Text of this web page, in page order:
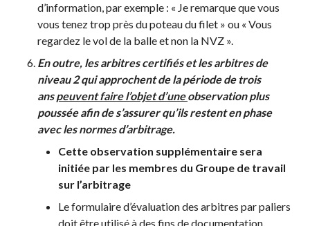
d’information, par exemple : « Je remarque que vous
vous tenez trop près du poteau du filet » ou « Vous
regardez le vol de la balle et non la NVZ ».
En outre, les arbitres certifiés et les arbitres de
niveau 2 qui approchent de la période de trois
anspeuventfaire l’objet d’uneobservation plus
poussée afin de s’assurer qu’ils restent en phase
avec les normes d’arbitrage.
Cette observation supplémentaire sera
initiée par les membres du Groupe de travail
sur l’arbitrage
Le formulaire d’évaluation des arbitres par paliers
doit être utilisé à des fins de documentation.